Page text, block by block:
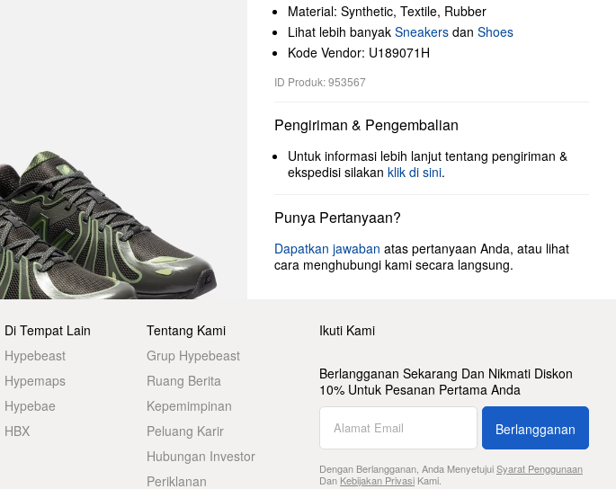
Material: Synthetic, Textile, Rubber
Lihat lebih banyak Sneakers dan Shoes
Kode Vendor: U189071H
ID Produk: 953567
Pengiriman & Pengembalian
Untuk informasi lebih lanjut tentang pengiriman &
ekspedisi silakan klik di sini.
Punya Pertanyaan?
Dapatkan jawaban atas pertanyaan Anda, atau lihat
cara menghubungi kami secara langsung.
Di Tempat Lain
Hypebeast
Hypemaps
Hypebae
HBX
Tentang Kami
Grup Hypebeast
Ruang Berita
Kepemimpinan
Peluang Karir
Hubungan Investor
Periklanan
Ikuti Kami
Berlangganan Sekarang Dan Nikmati Diskon
10% Untuk Pesanan Pertama Anda
Berlangganan
Dengan Berlangganan, Anda MenyetujuiSyarat Penggunaan
Dan Kebijakan PrivasiKami.